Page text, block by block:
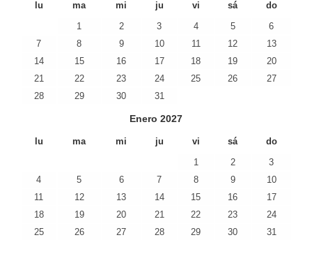
lu ma mi ju vi sá do
1 2 3 4 5
6
7
8 9 10 11 12
13
14
15 16 17 18 19
20
21
22 23 24 25 26
27
28
29 30 31
Enero 2027
lu ma mi ju vi sá do
1 2
3
4
5 6 7 8 9
10
11
12 13 14 15 16
17
18
19 20 21 22 23
24
25
26 27 28 29 30 31